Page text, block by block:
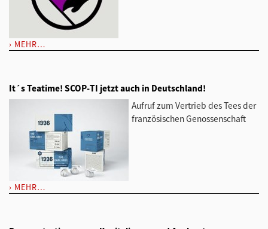
MEHR…
It´s Teatime! SCOP-TI jetzt auch in Deutschland!
Aufruf zum Vertrieb des Tees der
französischen Genossenschaft
MEHR…